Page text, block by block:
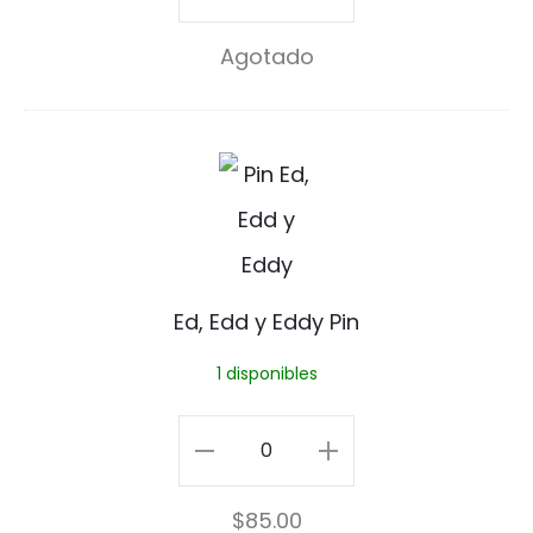
r
t
o
t
w
o
r
k
-
Cartoon
Network
cantidad
Agotado
E
d
,
d
E
d
Ed, Edd y Eddy Pin
1 disponibles
Ed,
Edd
$85.00